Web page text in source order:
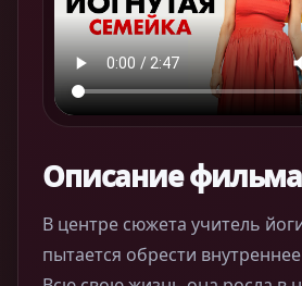
Описание фильма
В центре сюжета учитель
пытается обрести